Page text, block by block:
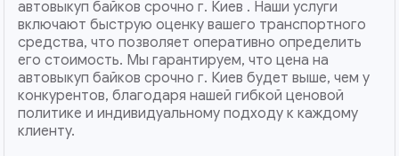
автовыкуп байков срочно г. Киев . Наши услуги
включают быструю оценку вашего транспортного
средства, что позволяет оперативно определить
его стоимость. Мы гарантируем, что цена на
автовыкуп байков срочно г. Киев будет выше, чем у
конкурентов, благодаря нашей гибкой ценовой
политике и индивидуальному подходу к каждому
клиенту.